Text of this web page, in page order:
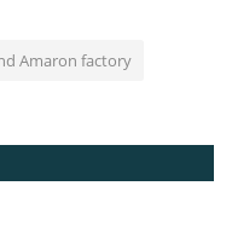
Amaron factory